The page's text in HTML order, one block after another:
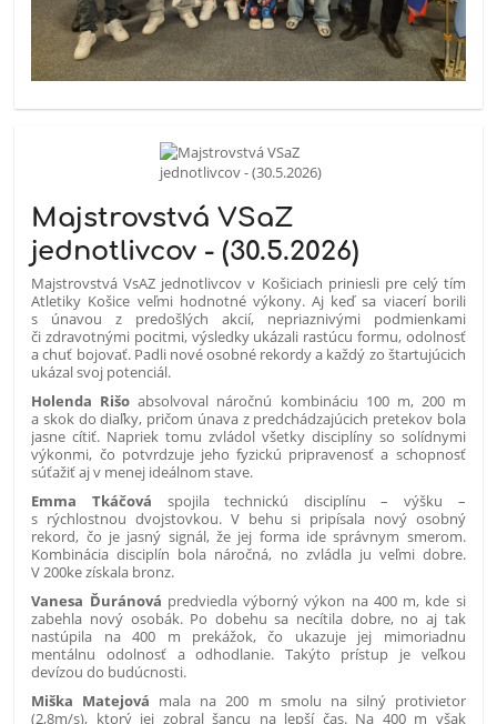
Majstrovstvá VSaZ
jednotlivcov - (30.5.2026)
Majstrovstvá VsAZ jednotlivcov v Košiciach priniesli pre celý tím
Atletiky Košice veľmi hodnotné výkony. Aj keď sa viacerí borili
s únavou z predošlých akcií, nepriaznivými podmienkami
či zdravotnými pocitmi, výsledky ukázali rastúcu formu, odolnosť
a chuť bojovať. Padli nové osobné rekordy a každý zo štartujúcich
ukázal svoj potenciál.
Holenda Rišo absolvoval náročnú kombináciu 100 m, 200 m
a skok do diaľky, pričom únava z predchádzajúcich pretekov bola
jasne cítiť. Napriek tomu zvládol všetky disciplíny so solídnymi
výkonmi, čo potvrdzuje jeho fyzickú pripravenosť a schopnosť
súťažiť aj v menej ideálnom stave.
Emma Tkáčová spojila technickú disciplínu – výšku –
s rýchlostnou dvojstovkou. V behu si pripísala nový osobný
rekord, čo je jasný signál, že jej forma ide správnym smerom.
Kombinácia disciplín bola náročná, no zvládla ju veľmi dobre.
V 200ke získala bronz.
Vanesa Ďuránová predviedla výborný výkon na 400 m, kde si
zabehla nový osobák. Po dobehu sa necítila dobre, no aj tak
nastúpila na 400 m prekážok, čo ukazuje jej mimoriadnu
mentálnu odolnosť a odhodlanie. Takýto prístup je veľkou
devízou do budúcnosti.
Miška Matejová mala na 200 m smolu na silný protivietor
(2,8m/s), ktorý jej zobral šancu na lepší čas. Na 400 m však